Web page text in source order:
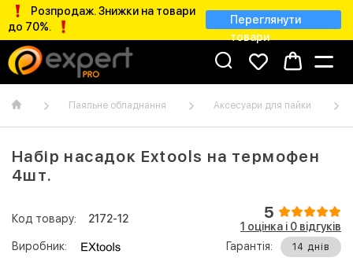
Розпродаж. Знижки на товари
до 70%.
Переглянути
товари
Паяльне обладнання Аксесуари для пайки
Набір насадок Extools на термофен
4шт.
Код товару: 2172-12 5
1 оцінка і 0 відгуків
Виробник:
Гарантія: 14 днів